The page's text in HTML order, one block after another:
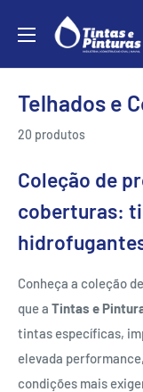
para
Telhados e
20 produtos
Coleção de
coberturas:
Conheça a coleção
que a Tintas e
tintas específicas,
elevada
condições mais